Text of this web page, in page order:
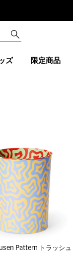
ズ 限定商品
Pattern トラッシュ